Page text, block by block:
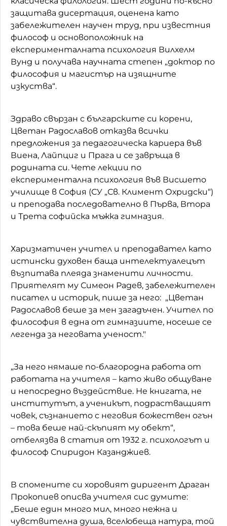
защитава дисертация, оценена като
забележителен научен труд, при известния
философ и основоположник на
експерименталната психология Вилхелм
Вунд и получава научната степен „доктор по
философия и магистър на изящните
изкуства“.
Здраво свързан с българските си корени,
Цветан Радославов отказва всички
предложения за педагогическа кариера във
Виена, Лайпциг и Прага и се завръща в
родината си. Чете лекции по
експериментална психология във Висшето
училище в София (СУ „Св. Климент Охридски“)
и преподава последователно в Първа, Втора
и Трета софийска мъжка гимназия.
Харизматичен учител и преподавател като
истински духовен баща интелектуалецът
възпитава плеяда знаменити личности.
Приятелят му Симеон Радев, забележителен
писател и историк, пише за него: „Цветан
Радославов беше за мен загадъчен. Учител по
философия в една от гимназиите, носеше се
легенда за неговата ученост."
„За него нямаше по-благородна работа от
работата на учителя – като живо общуване
и непосредно въздействие. Не книгата, не
институтът, а ученикът, подрастващият
човек, съзнанието с неговия божествен огън
– това беше най-скъпият му обект“,
отбелязва в статия от 1932 г. психологът и
философ Спиридон Казанджиев.
В спомените си хоровият диригент Драган
Прокопиев описва учителя сис думите:
„Беше един много мил, много нежна и
чувствителна душа, вселюбеща натура, той